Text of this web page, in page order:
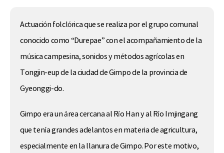
Actuación folclórica que se realiza por el grupo comunal
conocido como “Durepae” con el acompañamiento de la
música campesina, sonidos y métodos agrícolas en
Tongjin-eup de la ciudad de Gimpo de la provincia de
Gyeonggi-do.
Gimpo era un área cercana al Río Han y al Río Imjingang
que tenía grandes adelantos en materia de agricultura,
especialmente en la llanura de Gimpo. Por este motivo,